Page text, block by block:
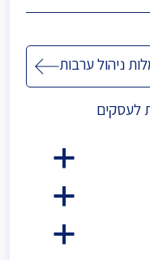
ניהול ערבות
לעסקים
a
a
a